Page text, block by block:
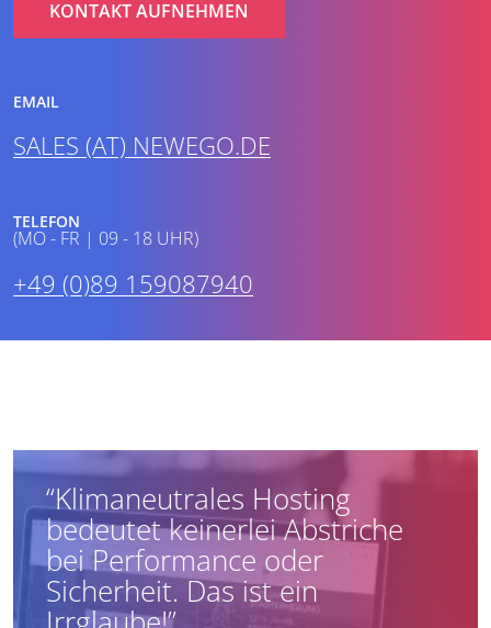
KONTAKT AUFNEHMEN
EMAIL
SALES (AT) NEWEGO.DE
TELEFON
(MO - FR | 09 - 18 UHR)
+49 (0)89 159087940
“Klimaneutrales Hosting
bedeutet keinerlei Abstriche
bei Performance oder
Sicherheit. Das ist ein